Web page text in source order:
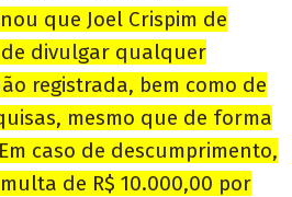
que Joel Crispim de
divulgar qualquer
registrada, bem como de
mesmo que de forma
caso de descumprimento,
de R$ 10.000,00 por